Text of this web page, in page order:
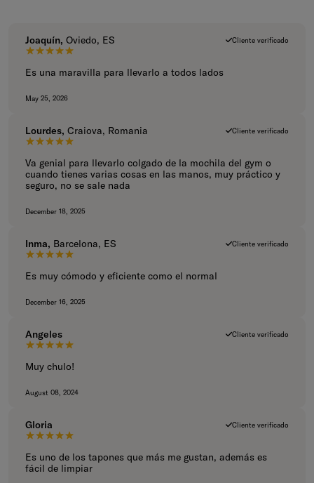
Joaquín, Oviedo, ES Cliente verificado
5 de 5 estrellas.
Es una maravilla para llevarlo a todos lados
May 25, 2026
Lourdes, Craiova, Romania Cliente verificado
5 de 5 estrellas.
Va genial para llevarlo colgado de la mochila del gym o
cuando tienes varias cosas en las manos, muy práctico y
seguro, no se sale nada
December 18, 2025
Inma, Barcelona, ES Cliente verificado
5 de 5 estrellas.
Es muy cómodo y eficiente como el normal
December 16, 2025
Angeles Cliente verificado
5 de 5 estrellas.
Muy chulo!
August 08, 2024
Gloria Cliente verificado
5 de 5 estrellas.
Es uno de los tapones que más me gustan, además es
fácil de limpiar